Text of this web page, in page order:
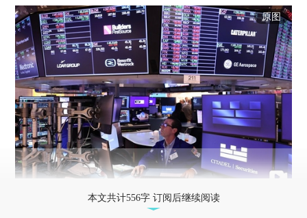
原图
本文共计556字 订阅后继续阅读